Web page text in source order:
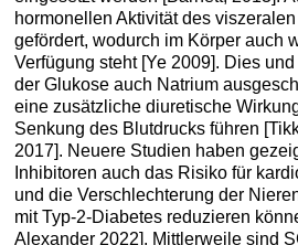
hormonellen Aktivität des
gefördert, wodurch im Körper auch
Verfügung steht [Ye 2009]. Dies
der Glukose auch Natrium
eine zusätzliche diuretische
Senkung des Blutdrucks führen
2017]. Neuere Studien haben
Inhibitoren auch das Risiko für
und die Verschlechterung der
mit Typ-2-Diabetes reduzieren
Alexander 2022]. Mittlerweile sind